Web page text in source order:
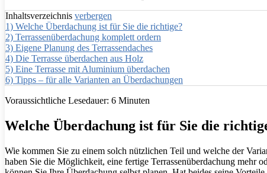
Inhaltsverzeichnis verbergen
1) Welche Überdachung ist für Sie die richtige?
2) Terrassenüberdachung komplett ordern
3) Eigene Planung des Terrassendaches
4) Die Terrasse überdachen aus Holz
5) Eine Terrasse mit Aluminium überdachen
6) Tipps – für alle Varianten an Überdachungen
Voraussichtliche Lesedauer: 6 Minuten
Welche Überdachung ist für Sie die
Wie kommen Sie zu einem solch nützlichen Teil und welche der
haben Sie die Möglichkeit, eine fertige Terrassenüberdachung mehr